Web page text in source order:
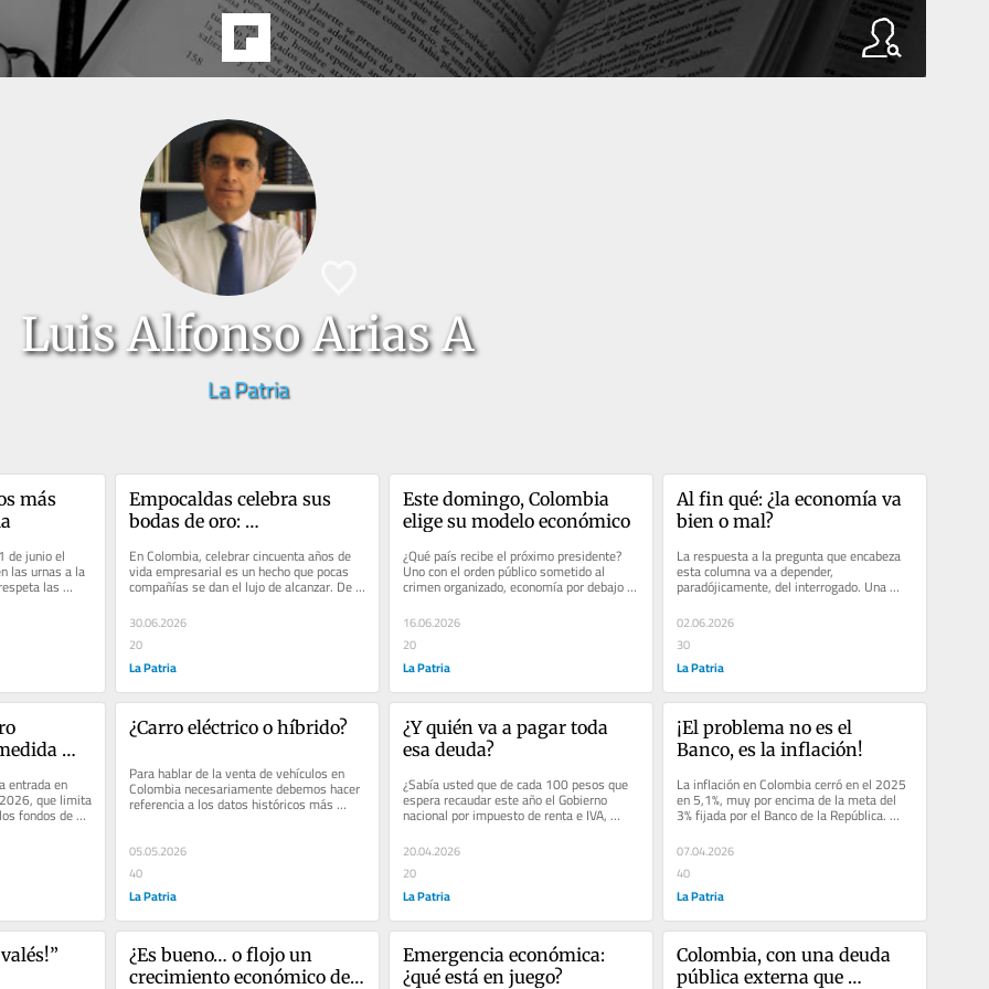
Luis Alfonso Arias A
La Patria
más
de junio el
las urnas a la
las
Empocaldas celebra sus
bodas de oro:
En Colombia, celebrar cincuenta años de
vida empresarial es un hecho que pocas
compañías se dan el lujo de alcanzar. De
acuerdo con un reciente...
30.06.2026
20
La Patria
Este domingo, Colombia
elige su modelo económico
¿Qué país recibe el próximo presidente?
Uno con el orden público sometido al
crimen organizado, economía por debajo
de su potencial, inflación...
16.06.2026
20
La Patria
Al fin qué: ¿la economía va
bien o mal?
La respuesta a la pregunta que encabeza
esta columna va a depender,
paradójicamente, del interrogado. Una
familia típica colombiana, cuyo jefe de...
02.06.2026
30
La Patria
entrada en
que limita
fondos de
¿Carro eléctrico o híbrido?
Para hablar de la venta de vehículos en
Colombia necesariamente debemos hacer
referencia a los datos históricos más
05.05.2026
40
La Patria
¿Y quién va a pagar toda
esa deuda?
¿Sabía usted que de cada 100 pesos que
espera recaudar este año el Gobierno
nacional por impuesto de renta e IVA,
deberá destinar 39 pesos a...
20.04.2026
20
La Patria
¡El problema no es el
Banco, es la inflación!
La inflación en Colombia cerró en el 2025
en 5,1%, muy por encima de la meta del
3% fijada por el Banco de la República.
Pero lo más preocupante...
07.04.2026
40
La Patria
¿Es bueno… o flojo un
crecimiento económico del
Emergencia económica:
¿qué está en juego?
Colombia, con una deuda
pública externa que